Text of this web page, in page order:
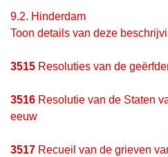
9.2. Hinderdam
Toon details van deze
3515 Resoluties van de
3516 Resolutie van de Staten
eeuw
3517 Recueil van de grieven